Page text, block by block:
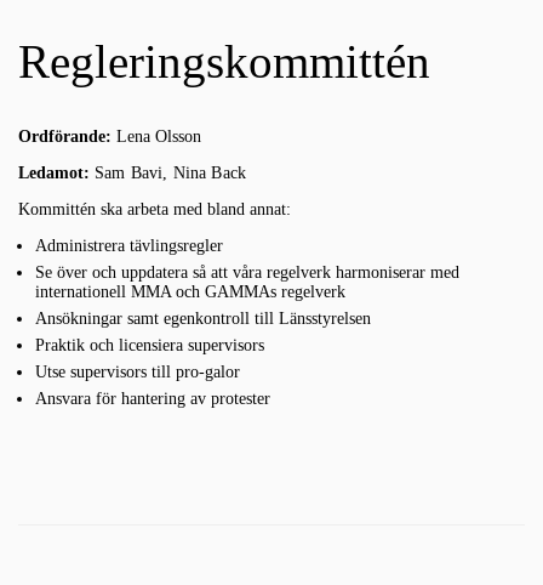
Regleringskommittén
Ordförande: Lena Olsson
Ledamot: Sam Bavi, Nina Back
Kommittén ska arbeta med bland annat:
Administrera tävlingsregler
Se över och uppdatera så att våra regelverk harmoniserar med
internationell MMA och GAMMAs regelverk
Ansökningar samt egenkontroll till Länsstyrelsen
Praktik och licensiera supervisors
Utse supervisors till pro-galor
Ansvara för hantering av protester